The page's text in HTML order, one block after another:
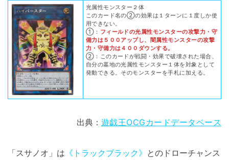
光属性モンスター２体
このカード名の②の効果は１ターンに１度しか使
用できない。
①： フィールドの光属性モンスターの攻撃力・守
備力は５００アップし、闇属性モンスターの攻撃
力・守備力は４００ダウンする。
②：このカードが戦闘・効果で破壊された場合、
自分の墓地の光属性モンスター１体を対象として
発動できる。そのモンスターを手札に加える。
出典： 遊戯王OCGカードデータベース
「スサノオ」は 《トラックブラック》 とのドローチャンス